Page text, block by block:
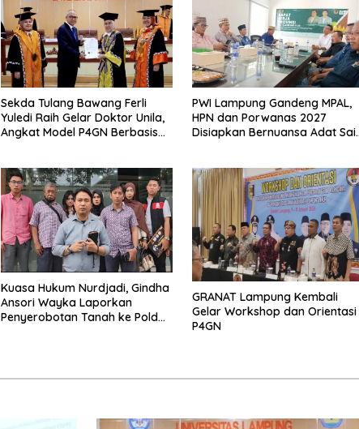
Sekda Tulang Bawang Ferli
Yuledi Raih Gelar Doktor Unila,
Angkat Model P4GN Berbasis
PWI Lampung Gandeng MPAL,
HPN dan Porwanas 2027
Disiapkan Bernuansa Adat Sai
Kuasa Hukum Nurdjadi, Gindha
Ansori Wayka Laporkan
Penyerobotan Tanah ke Polda
GRANAT Lampung Kembali
Gelar Workshop dan Orientasi
P4GN